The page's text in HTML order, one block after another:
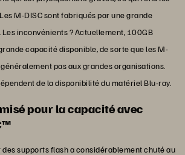
M-DISC sont fabriqués par une grande
inconvénients ? Actuellement, 100GB
capacité disponible, de sorte que les M-
pas aux grandes organisations.
de la disponibilité du matériel Blu-ray.
pour la capacité avec
supports flash a considérablement chuté au